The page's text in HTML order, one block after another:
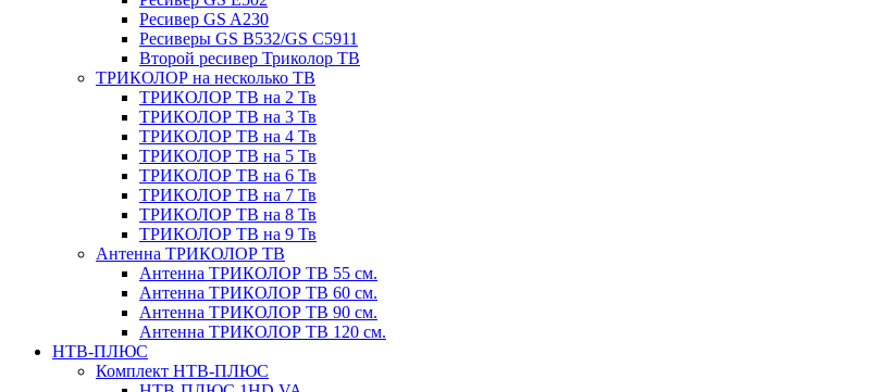
Ресивер GS A230
Ресиверы GS B532/GS C5911
Второй ресивер Триколор ТВ
ТРИКОЛОР на несколько ТВ
ТРИКОЛОР ТВ на 2 Тв
ТРИКОЛОР ТВ на 3 Тв
ТРИКОЛОР ТВ на 4 Тв
ТРИКОЛОР ТВ на 5 Тв
ТРИКОЛОР ТВ на 6 Тв
ТРИКОЛОР ТВ на 7 Тв
ТРИКОЛОР ТВ на 8 Тв
ТРИКОЛОР ТВ на 9 Тв
Антенна ТРИКОЛОР ТВ
Антенна ТРИКОЛОР ТВ 55 см.
Антенна ТРИКОЛОР ТВ 60 см.
Антенна ТРИКОЛОР ТВ 90 см.
Антенна ТРИКОЛОР ТВ 120 см.
НТВ-ПЛЮС
Комплект НТВ-ПЛЮС